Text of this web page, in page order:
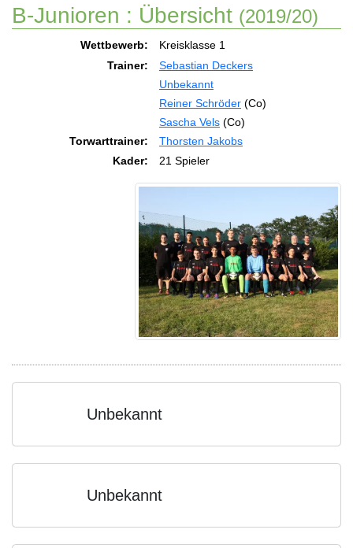
B-Junioren : Übersicht (2019/20)
Wettbewerb:
Kreisklasse 1
Trainer:
Sebastian Deckers
Unbekannt
Reiner Schröder (Co)
Sascha Vels (Co)
Torwarttrainer:
Thorsten Jakobs
Kader:
21 Spieler
Unbekannt
Unbekannt